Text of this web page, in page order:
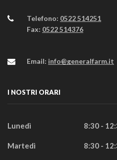
Telefono: 0522 514251
Fax: 0522 514376
Email: info@generalfarm.it
I NOSTRI ORARI
Lunedì 8:30 -
Martedì 8:30 -